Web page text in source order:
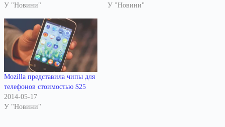
У "Новини"
У "Новини"
Mozilla представила чипы для
телефонов стоимостью $25
2014-05-17
У "Новини"